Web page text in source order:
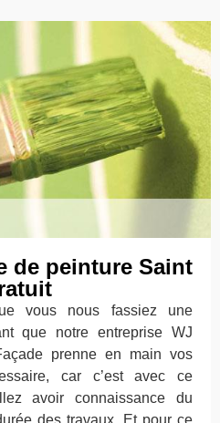
de peinture Saint
vous nous fassiez une
que notre entreprise WJ
prenne en main vos
car c’est avec ce
avoir connaissance du
des travaux. Et pour ce